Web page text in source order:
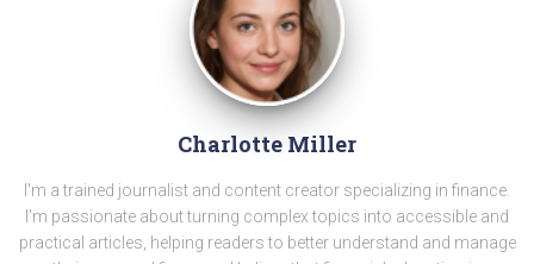
Charlotte Miller
I'm a trained journalist and content creator specializing in finance.
I'm passionate about turning complex topics into accessible and
practical articles, helping readers to better understand and manage